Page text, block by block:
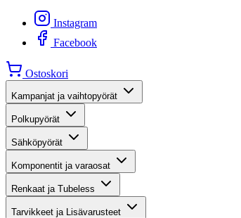
Instagram
Facebook
Ostoskori
Kampanjat ja vaihtopyörät
Polkupyörät
Sähköpyörät
Komponentit ja varaosat
Renkaat ja Tubeless
Tarvikkeet ja Lisävarusteet